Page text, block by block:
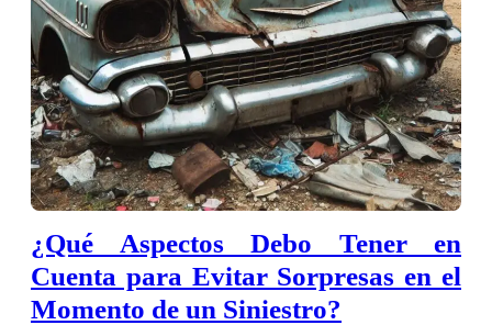
¿Qué Aspectos Debo Tener en
Cuenta para Evitar Sorpresas en el
Momento de un Siniestro?